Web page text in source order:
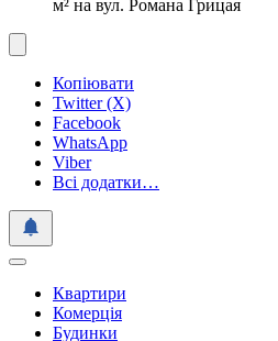
м² на вул. Романа Грицая
Копіювати
Twitter (X)
Facebook
WhatsApp
Viber
Всі додатки…
Квартири
Комерція
Будинки